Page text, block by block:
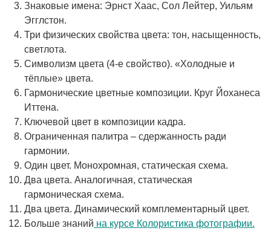
Знаковые имена: Эрнст Хаас, Сол Лейтер, Уильям
Эгглстон.
Три физических свойства цвета: тон, насыщенность,
светлота.
Символизм цвета (4-е свойство). «Холодные и
тёплые» цвета.
Гармонические цветные композиции. Круг Йоханеса
Иттена.
Ключевой цвет в композиции кадра.
Ограниченная палитра – сдержанность ради
гармонии.
Один цвет. Монохромная, статическая схема.
Два цвета. Аналогичная, статическая
гармоническая схема.
Два цвета. Динамический комплементарный цвет.
Больше знаний на курсе Колористика фотографии.